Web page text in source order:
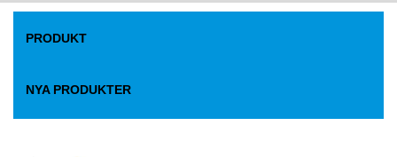
PRODUKT
NYA PRODUKTER